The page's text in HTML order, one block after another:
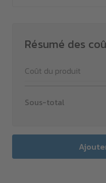
Résumé des
Coût du produit
Sous-total